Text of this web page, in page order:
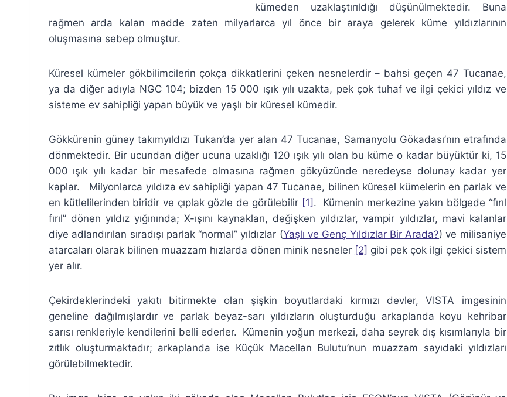
kümeden uzaklaştırıldığı düşünülmektedir. Buna
rağmen arda kalan madde zaten milyarlarca yıl önce bir araya gelerek küme yıldızlarının
oluşmasına sebep olmuştur.
Küresel kümeler gökbilimcilerin çokça dikkatlerini çeken nesnelerdir – bahsi geçen 47 Tucanae,
ya da diğer adıyla NGC 104; bizden 15 000 ışık yılı uzakta, pek çok tuhaf ve ilgi çekici yıldız ve
sisteme ev sahipliği yapan büyük ve yaşlı bir küresel kümedir.
Gökkürenin güney takımyıldızı Tukan’da yer alan 47 Tucanae, Samanyolu Gökadası’nın etrafında
dönmektedir. Bir ucundan diğer ucuna uzaklığı 120 ışık yılı olan bu küme o kadar büyüktür ki, 15
000 ışık yılı kadar bir mesafede olmasına rağmen gökyüzünde neredeyse dolunay kadar yer
kaplar. Milyonlarca yıldıza ev sahipliği yapan 47 Tucanae, bilinen küresel kümelerin en parlak ve
en kütlelilerinden biridir ve çıplak gözle de görülebilir [1] . Kümenin merkezine yakın bölgede “fırıl
fırıl” dönen yıldız yığınında; X-ışını kaynakları, değişken yıldızlar, vampir yıldızlar, mavi kalanlar
diye adlandırılan sıradışı parlak “normal” yıldızlar (Yaşlı ve Genç Yıldızlar Bir Arada?) ve milisaniye
atarcaları olarak bilinen muazzam hızlarda dönen minik nesneler [2] gibi pek çok ilgi çekici sistem
yer alır.
Çekirdeklerindeki yakıtı bitirmekte olan şişkin boyutlardaki kırmızı devler, VISTA imgesinin
geneline dağılmışlardır ve parlak beyaz-sarı yıldızların oluşturduğu arkaplanda koyu kehribar
sarısı renkleriyle kendilerini belli ederler. Kümenin yoğun merkezi, daha seyrek dış kısımlarıyla bir
zıtlık oluşturmaktadır; arkaplanda ise Küçük Macellan Bulutu’nun muazzam sayıdaki yıldızları
görülebilmektedir.